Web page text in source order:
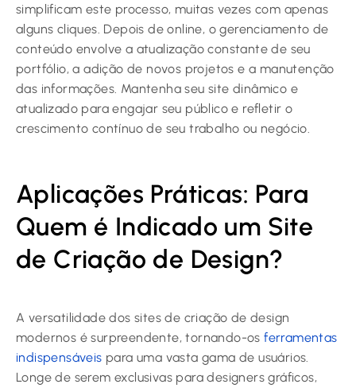
simplificam este processo, muitas vezes com apenas
alguns cliques. Depois de online, o gerenciamento de
conteúdo envolve a atualização constante de seu
portfólio, a adição de novos projetos e a manutenção
das informações. Mantenha seu site dinâmico e
atualizado para engajar seu público e refletir o
crescimento contínuo de seu trabalho ou negócio.
Aplicações Práticas: Para
Quem é Indicado um Site
de Criação de Design?
A versatilidade dos sites de criação de design
modernos é surpreendente, tornando-osferramentas
indispensáveis para uma vasta gama de usuários.
Longe de serem exclusivas para designers gráficos,